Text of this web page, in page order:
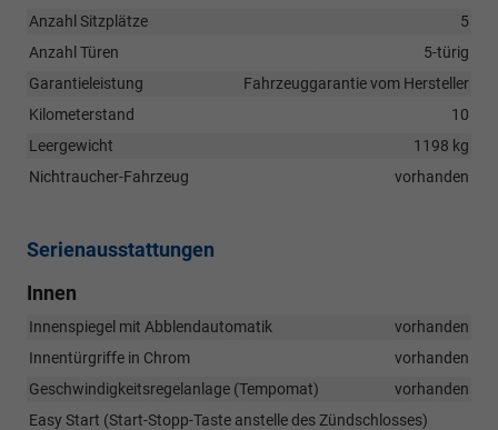
Anzahl Sitzplätze
5
Anzahl Türen
5-türig
Garantieleistung
Fahrzeuggarantie vom Hersteller
Kilometerstand
10
Leergewicht
1198 kg
Nichtraucher-Fahrzeug
vorhanden
Serienausstattungen
Innen
Innenspiegel mit Abblendautomatik
vorhanden
Innentürgriffe in Chrom
vorhanden
Geschwindigkeitsregelanlage (Tempomat)
vorhanden
Easy Start (Start-Stopp-Taste anstelle des Zündschlosses)